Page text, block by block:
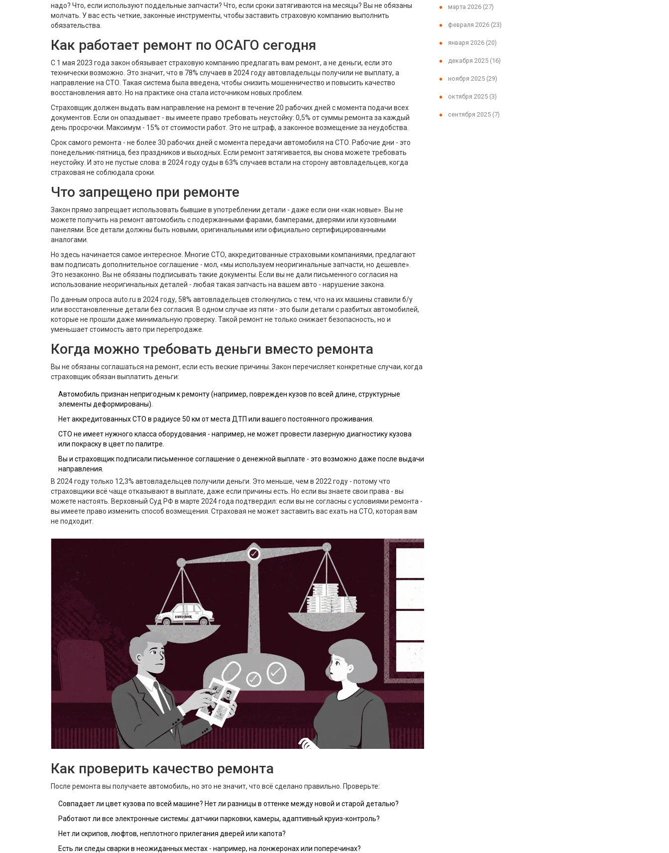
надо? Что, если используют поддельные запчасти? Что, если сроки затягиваются на месяцы? Вы не обязаны
молчать. У вас есть четкие, законные инструменты, чтобы заставить страховую компанию выполнить
обязательства.
Как работает ремонт по ОСАГО сегодня
С 1 мая 2023 года закон обязывает страховую компанию предлагать вам ремонт, а не деньги, если это
технически возможно. Это значит, что в 78% случаев в 2024 году автовладельцы получили не выплату, а
направление на СТО. Такая система была введена, чтобы снизить мошенничество и повысить качество
восстановления авто. Но на практике она стала источником новых проблем.
Страховщик должен выдать вам направление на ремонт в течение 20 рабочих дней с момента подачи всех
документов. Если он опаздывает - вы имеете право требовать неустойку: 0,5% от суммы ремонта за каждый
день просрочки. Максимум - 15% от стоимости работ. Это не штраф, а законное возмещение за неудобства.
Срок самого ремонта - не более 30 рабочих дней с момента передачи автомобиля на СТО. Рабочие дни - это
понедельник-пятница, без праздников и выходных. Если ремонт затягивается, вы снова можете требовать
неустойку. И это не пустые слова: в 2024 году суды в 63% случаев встали на сторону автовладельцев, когда
страховая не соблюдала сроки.
Что запрещено при ремонте
Закон прямо запрещает использовать бывшие в употреблении детали - даже если они «как новые». Вы не
можете получить на ремонт автомобиль с подержанными фарами, бамперами, дверями или кузовными
панелями. Все детали должны быть новыми, оригинальными или официально сертифицированными
аналогами.
Но здесь начинается самое интересное. Многие СТО, аккредитованные страховыми компаниями, предлагают
вам подписать дополнительное соглашение - мол, «мы используем неоригинальные запчасти, но дешевле».
Это незаконно. Вы не обязаны подписывать такие документы. Если вы не дали письменного согласия на
использование неоригинальных деталей - любая такая запчасть на вашем авто - нарушение закона.
По данным опроса auto.ru в 2024 году, 58% автовладельцев столкнулись с тем, что на их машины ставили б/у
или восстановленные детали без согласия. В одном случае из пяти - это были детали с разбитых автомобилей,
которые не прошли даже минимальную проверку. Такой ремонт не только снижает безопасность, но и
уменьшает стоимость авто при перепродаже.
Когда можно требовать деньги вместо ремонта
Вы не обязаны соглашаться на ремонт, если есть веские причины. Закон перечисляет конкретные случаи, когда
страховщик обязан выплатить деньги:
Автомобиль признан непригодным к ремонту (например, поврежден кузов по всей длине, структурные
элементы деформированы).
Нет аккредитованных СТО в радиусе 50 км от места ДТП или вашего постоянного проживания.
СТО не имеет нужного класса оборудования - например, не может провести лазерную диагностику кузова
или покраску в цвет по палитре.
Вы и страховщик подписали письменное соглашение о денежной выплате - это возможно даже после выдачи
направления.
В 2024 году только 12,3% автовладельцев получили деньги. Это меньше, чем в 2022 году - потому что
страховщики всё чаще отказывают в выплате, даже если причины есть. Но если вы знаете свои права - вы
можете настоять. Верховный Суд РФ в марте 2024 года подтвердил: если вы не согласны с условиями ремонта -
вы имеете право изменить способ возмещения. Страховая не может заставить вас ехать на СТО, которая вам
не подходит.
Как проверить качество ремонта
После ремонта вы получаете автомобиль, но это не значит, что всё сделано правильно. Проверьте:
Совпадает ли цвет кузова по всей машине? Нет ли разницы в оттенке между новой и старой деталью?
Работают ли все электронные системы: датчики парковки, камеры, адаптивный круиз-контроль?
Нет ли скрипов, люфтов, неплотного прилегания дверей или капота?
Есть ли следы сварки в неожиданных местах - например, на лонжеронах или поперечинах?
марта 2026 (27)
февраля 2026 (23)
января 2026 (20)
декабря 2025 (16)
ноября 2025 (29)
октября 2025 (3)
сентября 2025 (7)